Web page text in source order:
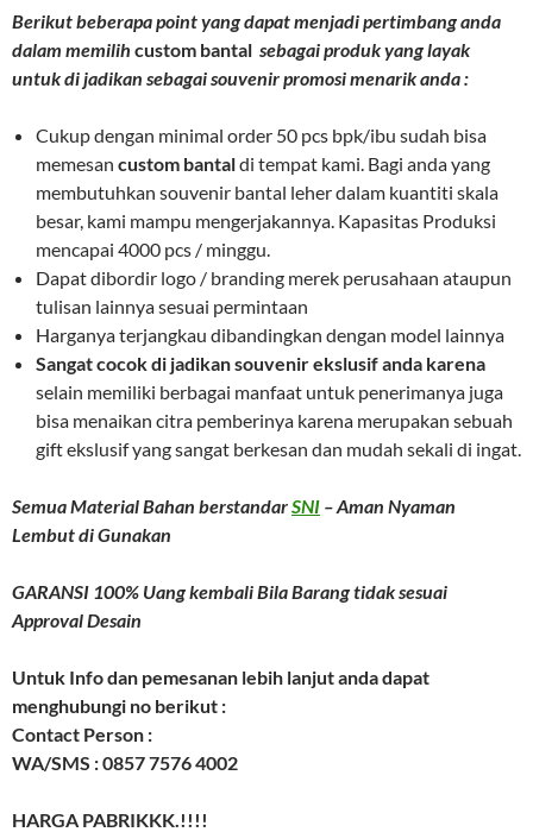
Berikut beberapa point yang dapat menjadi pertimbang anda
dalam memilih custom bantal sebagai produk yang layak
untuk di jadikan sebagai souvenir promosi menarik anda :
Cukup dengan minimal order 50 pcs bpk/ibu sudah bisa
memesan custom bantaldi tempat kami. Bagi anda yang
membutuhkan souvenir bantal leher dalam kuantiti skala
besar, kami mampu mengerjakannya. Kapasitas Produksi
mencapai 4000 pcs / minggu.
Dapat dibordir logo / branding merek perusahaan ataupun
tulisan lainnya sesuai permintaan
Harganya terjangkau dibandingkan dengan model lainnya
Sangat cocok di jadikan souvenir ekslusif anda karena
selain memiliki berbagai manfaat untuk penerimanya juga
bisa menaikan citra pemberinya karena merupakan sebuah
gift ekslusif yang sangat berkesan dan mudah sekali di ingat.
Semua Material Bahan berstandarSNI – Aman Nyaman
Lembut di Gunakan
GARANSI 100% Uang kembali Bila Barang tidak sesuai
Approval Desain
Untuk Info dan pemesanan lebih lanjut anda dapat
menghubungi no berikut :
Contact Person :
WA/SMS : 0857 7576 4002
HARGA PABRIKKK.!!!!